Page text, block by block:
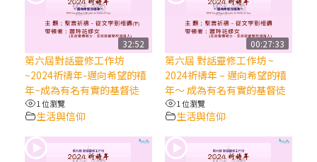
【信仰之旅】第八集：「耶穌為什麼降生到
人世」—高樂祈修女
2025/10/10【萬物讚頌頌歌 – 太陽與生態音
樂會】紀念聖方濟與已逝教宗方濟各（中）
2025/10/10【萬物讚頌頌歌 – 太陽與生態音
樂會】紀念聖方濟與已逝教宗方濟各（下）
32:52
第六屆對話靈修工作坊
~2024祈禱年-邁向希望的禧
年~成為有名有實的基督徒
1 位瀏覽
生活與信仰
00:27:33
第六屆 對話靈修工作坊 ~
2024祈禱年 – 邁向希望的禧
年～ 成為有名有實的基督徒
1 位瀏覽
生活與信仰